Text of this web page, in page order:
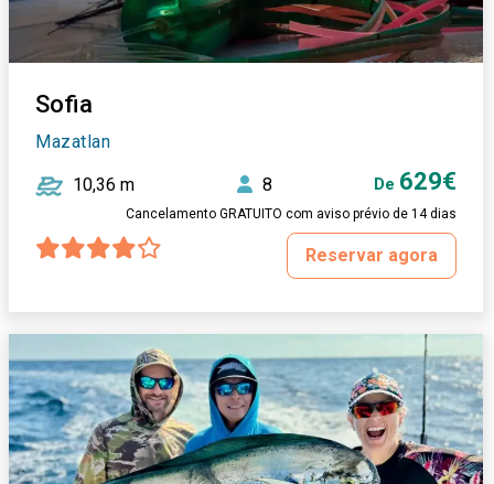
Sofia
Mazatlan
10,36 m 8 De 629€
Cancelamento GRATUITO com aviso prévio de 14 dias
Reservar agora